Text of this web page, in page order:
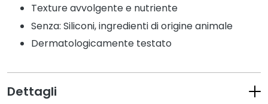
c
a
n
M
Texture avvolgente e nutriente
Senza: Siliconi, ingredienti di origine animale
Dermatologicamente testato
Dettagli